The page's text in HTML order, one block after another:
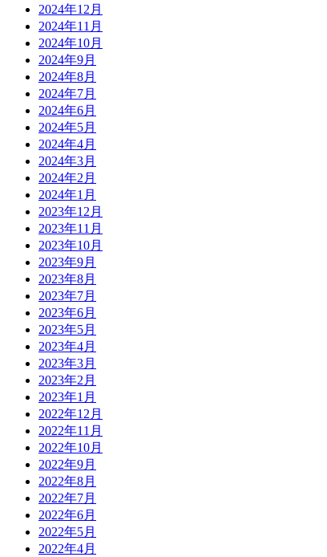
2024年12月
2024年11月
2024年10月
2024年9月
2024年8月
2024年7月
2024年6月
2024年5月
2024年4月
2024年3月
2024年2月
2024年1月
2023年12月
2023年11月
2023年10月
2023年9月
2023年8月
2023年7月
2023年6月
2023年5月
2023年4月
2023年3月
2023年2月
2023年1月
2022年12月
2022年11月
2022年10月
2022年9月
2022年8月
2022年7月
2022年6月
2022年5月
2022年4月